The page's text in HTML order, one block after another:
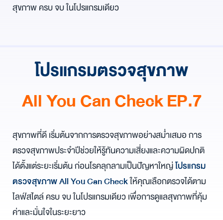
สุขภาพ ครบ จบ ในโปรแกรมเดียว
โปรแกรมตรวจสุขภาพ
All You Can Check EP.7
สุขภาพที่ดี เริ่มต้นจากการตรวจสุขภาพอย่างสม่ำเสมอ การ
ตรวจสุขภาพประจำปีช่วยให้รู้ทันความเสี่ยงและความผิดปกติ
ได้ตั้งแต่ระยะเริ่มต้น ก่อนโรคลุกลามเป็นปัญหาใหญ่โปรแกรม
ตรวจสุขภาพ All You Can Checkให้คุณเลือกตรวจได้ตาม
ไลฟ์สไตล์ ครบ จบ ในโปรแกรมเดียว เพื่อการดูแลสุขภาพที่คุ้ม
ค่าและมั่นใจในระยะยาว